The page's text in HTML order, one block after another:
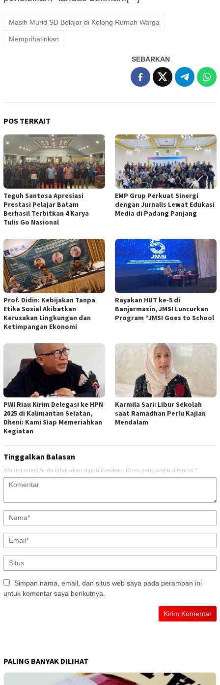
Masih Murid SD Belajar di Kolong Rumah Warga
Memprihatinkan
SEBARKAN
POS TERKAIT
Teguh Santosa Apresiasi
Prestasi Pelajar Batam
Berhasil Terbitkan 4 Karya
Tulis Go Nasional
EMP Grup Perkuat Sinergi
dengan Jurnalis Lewat Edukasi
Media di Padang Panjang
Prof. Didin: Kebijakan Tanpa
Etika Sosial Akibatkan
Kerusakan Lingkungan dan
Ketimpangan Ekonomi
Rayakan HUT ke-5 di
Banjarmasin, JMSI Luncurkan
Program “JMSI Goes to School
PWI Riau Kirim Delegasi ke HPN
2025 di Kalimantan Selatan,
Dheni: Kami Siap Memeriahkan
Kegiatan
Karmila Sari: Libur Sekolah
saat Ramadhan Perlu Kajian
Mendalam
Tinggalkan Balasan
Alamat email Anda tidak akan dipublikasikan. Ruas yang wajib ditandai *
Simpan nama, email, dan situs web saya pada peramban ini
untuk komentar saya berikutnya.
PALING BANYAK DILIHAT